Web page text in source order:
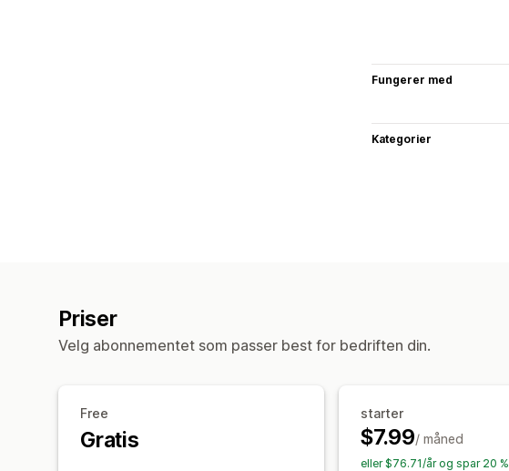
Fungerer med
Kategorier
Priser
Velg abonnementet som passer best for bedriften din.
Free
Gratis
starter
$7.99/ måned
eller $76.71/år og spar 20 %